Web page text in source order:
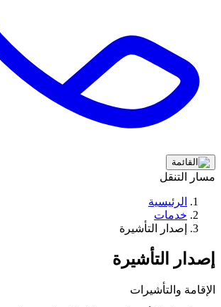
مسار التنقل
الرئيسية
خدمات
إصدار التأشيرة
إصدار التأشيرة
الإقامة والتأشيرات